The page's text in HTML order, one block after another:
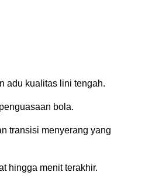
adu kualitas lini tengah.
bola.
transisi menyerang yang
hingga menit terakhir.